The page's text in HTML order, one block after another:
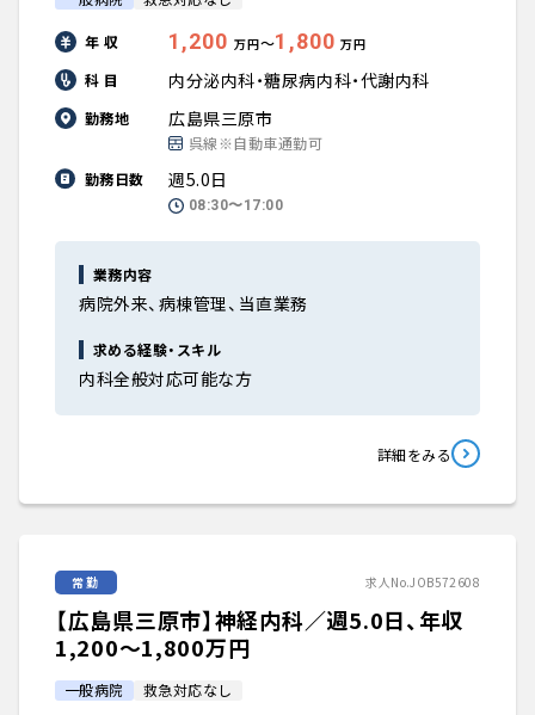
年 収 1,200 万円〜1,800 万円
科 目 内分泌内科・糖尿病内科・代謝内科
勤務地 広島県三原市
呉線※自動車通勤可
勤務日数
週5.0日
08:30〜17:00
業務内容
病院外来、病棟管理、当直業務
求める経験・スキル
内科全般対応可能な方
詳細をみる
常勤 求人No.JOB572608
【広島県三原市】神経内科／週5.0日、年収
1,200〜1,800万円
一般病院 救急対応なし